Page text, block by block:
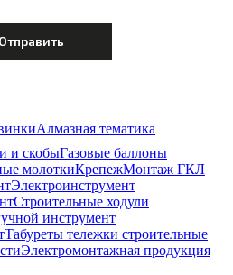
Алмазная тематика
и скобыГазовые баллоны
молоткиКрепежМонтаж ГКЛ
Электроинструмент
Строительные ходули
инструмент
Табуреты тележки строительные
Электромонтажная продукция